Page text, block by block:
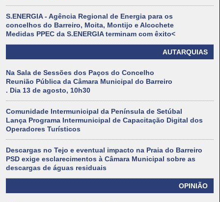
S.ENERGIA - Agência Regional de Energia para os
concelhos do Barreiro, Moita, Montijo e Alcochete
Medidas PPEC da S.ENERGIA terminam com êxito<
AUTARQUIAS
Na Sala de Sessões dos Paços do Concelho
Reunião Pública da Câmara Municipal do Barreiro
. Dia 13 de agosto, 10h30
Comunidade Intermunicipal da Península de Setúbal
Lança Programa Intermunicipal de Capacitação Digital dos
Operadores Turísticos
Descargas no Tejo e eventual impacto na Praia do Barreiro
PSD exige esclarecimentos à Câmara Municipal sobre as
descargas de águas residuais
OPINIÃO